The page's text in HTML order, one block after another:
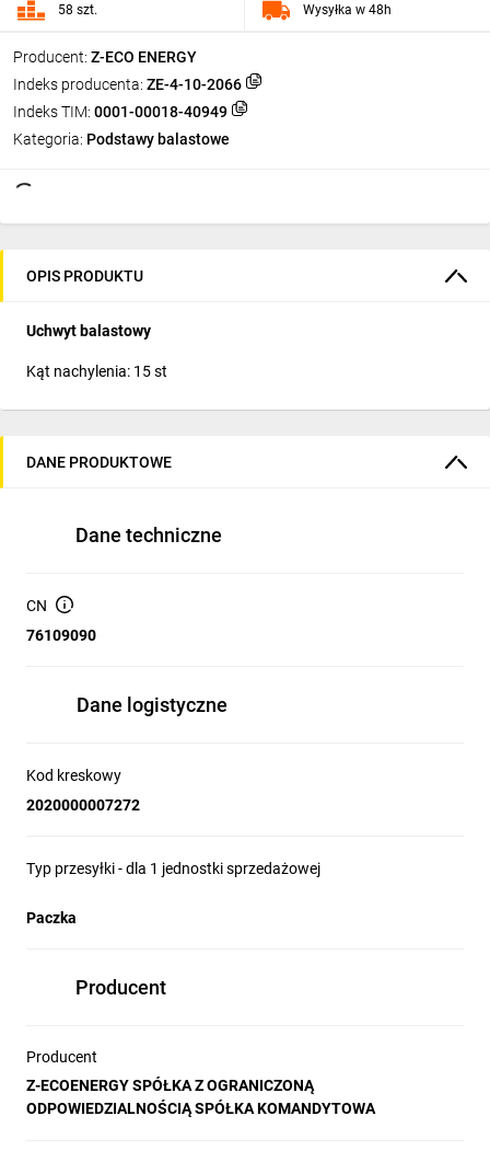
Producent: Z-ECO ENERGY
Indeks producenta: ZE-4-10-2066
Indeks TIM: 0001-00018-40949
Kategoria: Podstawy balastowe
58 szt. Wysyłka w 48h
OPIS PRODUKTU
Uchwyt balastowy
Kąt nachylenia: 15 st
DANE PRODUKTOWE
Dane techniczne
CN
76109090
Dane logistyczne
Kod kreskowy
2020000007272
Typ przesyłki - dla 1 jednostki sprzedażowej
Paczka
Producent
Producent
Z-ECOENERGY SPÓŁKA Z OGRANICZONĄ
ODPOWIEDZIALNOŚCIĄ SPÓŁKA KOMANDYTOWA